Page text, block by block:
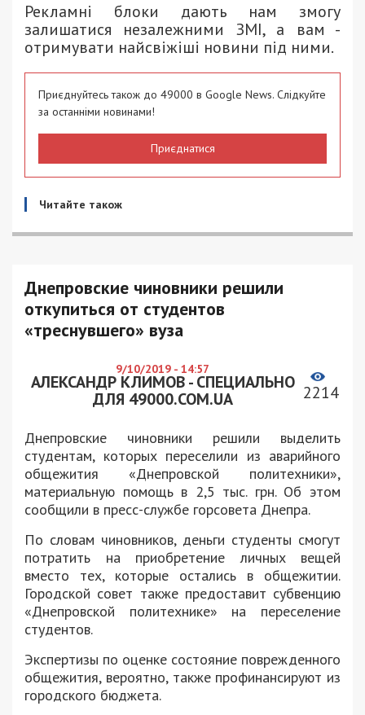
Рекламні блоки дають нам змогу
залишатися незалежними ЗМІ, а вам -
отримувати найсвіжіші новини під ними.
Приєднуйтесь також до 49000 в Google News. Слідкуйте
за останніми новинами!
Приєднатися
Читайте також
Днепровские чиновники решили
откупиться от студентов
«треснувшего» вуза
9/10/2019 - 14:57
АЛЕКСАНДР КЛИМОВ - СПЕЦИАЛЬНО
ДЛЯ 49000.COM.UA
2214
Днепровские чиновники решили выделить
студентам, которых переселили из аварийного
общежития «Днепровской политехники»,
материальную помощь в 2,5 тыс. грн. Об этом
сообщили в пресс-службе горсовета Днепра.
По словам чиновников, деньги студенты смогут
потратить на приобретение личных вещей
вместо тех, которые остались в общежитии.
Городской совет также предоставит субвенцию
«Днепровской политехнике» на переселение
студентов.
Экспертизы по оценке состояние поврежденного
общежития, вероятно, также профинансируют из
городского бюджета.